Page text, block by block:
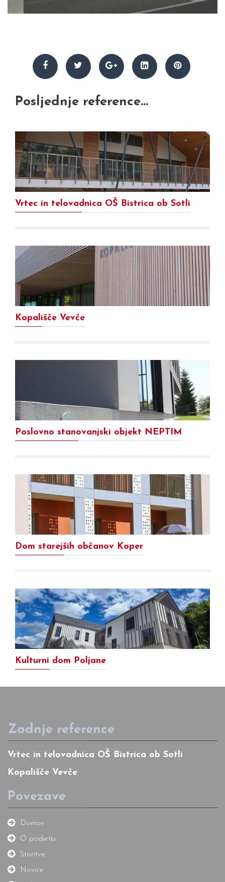
Posljednje reference...
Vrtec in telovadnica OŠ Bistrica ob Sotli
Kopališče Vevče
Poslovno stanovanjski objekt NEPTIM
Dom starejših občanov Koper
Kulturni dom Poljane
Zadnje reference
Vrtec in telovadnica OŠ Bistrica ob Sotli
Kopališče Vevče
Povezave
Domov
O podjetju
Storitve
Novice